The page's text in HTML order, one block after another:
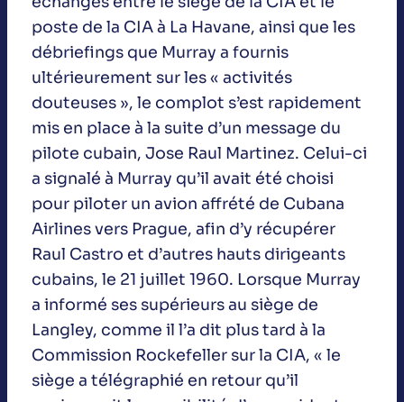
poste de la CIA à La Havane, ainsi que les
débriefings que Murray a fournis
ultérieurement sur les « activités
douteuses », le complot s’est rapidement
mis en place à la suite d’un message du
pilote cubain, Jose Raul Martinez. Celui-ci
a signalé à Murray qu’il avait été choisi
pour piloter un avion affrété de Cubana
Airlines vers Prague, afin d’y récupérer
Raul Castro et d’autres hauts dirigeants
cubains, le 21 juillet 1960. Lorsque Murray
a informé ses supérieurs au siège de
Langley, comme il l’a dit plus tard à la
Commission Rockefeller sur la CIA, « le
siège a télégraphié en retour qu’il